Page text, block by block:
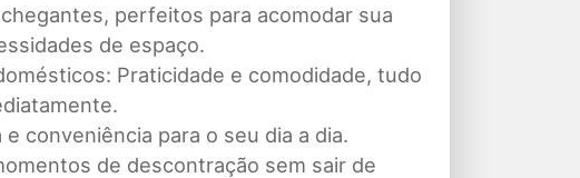
perfeitos para acomodar sua
de espaço.
Praticidade e comodidade, tudo
e conveniência para o seu dia a dia.
de descontração sem sair de